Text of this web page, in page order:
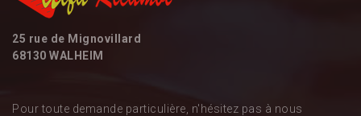
25 rue de Mignovillard
68130 WALHEIM
Pour toute demande particulière, n'hésitez pas à nous